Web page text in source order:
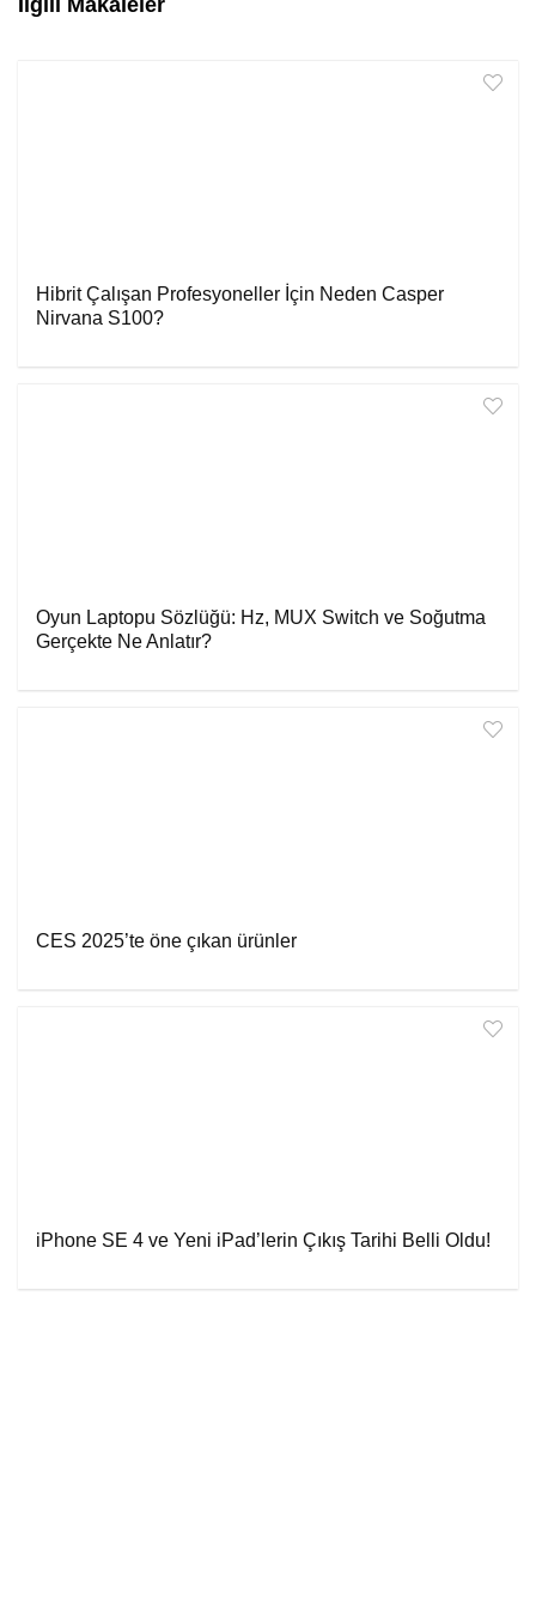
Hibrit Çalışan Profesyoneller İçin Neden Casper
Nirvana S100?
Oyun Laptopu Sözlüğü: Hz, MUX Switch ve Soğutma
Gerçekte Ne Anlatır?
CES 2025’te öne çıkan ürünler
iPhone SE 4 ve Yeni iPad’lerin Çıkış Tarihi Belli Oldu!